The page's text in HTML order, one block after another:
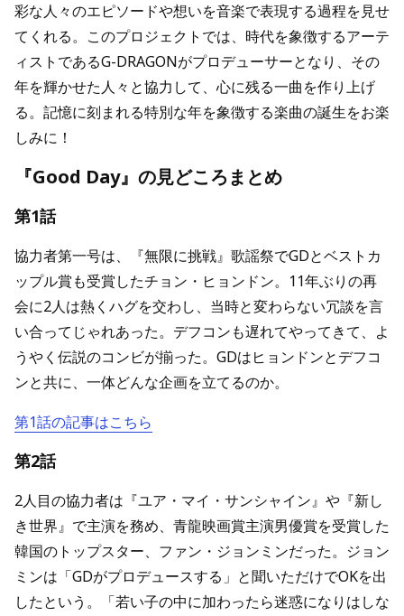
彩な人々のエピソードや想いを音楽で表現する過程を見せ
てくれる。このプロジェクトでは、時代を象徴するアーテ
ィストであるG-DRAGONがプロデューサーとなり、その
年を輝かせた人々と協力して、心に残る一曲を作り上げ
る。記憶に刻まれる特別な年を象徴する楽曲の誕生をお楽
しみに！
『Good Day』の見どころまとめ
第1話
協力者第一号は、『無限に挑戦』歌謡祭でGDとベストカ
ップル賞も受賞したチョン・ヒョンドン。11年ぶりの再
会に2人は熱くハグを交わし、当時と変わらない冗談を言
い合ってじゃれあった。デフコンも遅れてやってきて、よ
うやく伝説のコンビが揃った。GDはヒョンドンとデフコ
ンと共に、一体どんな企画を立てるのか。
第1話の記事はこちら
第2話
2人目の協力者は『ユア・マイ・サンシャイン』や『新し
き世界』で主演を務め、青龍映画賞主演男優賞を受賞した
韓国のトップスター、ファン・ジョンミンだった。ジョン
ミンは「GDがプロデュースする」と聞いただけでOKを出
したという。「若い子の中に加わったら迷惑になりはしな